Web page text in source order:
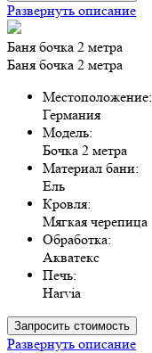
Развернуть описание
Баня бочка 2 метра
Баня бочка 2 метра
Местоположение:
Германия
Модель:
Бочка 2 метра
Материал бани:
Ель
Кровля:
Мягкая черепица
Обработка:
Акватекс
Печь:
Harvia
Запросить стоимость
Развернуть описание